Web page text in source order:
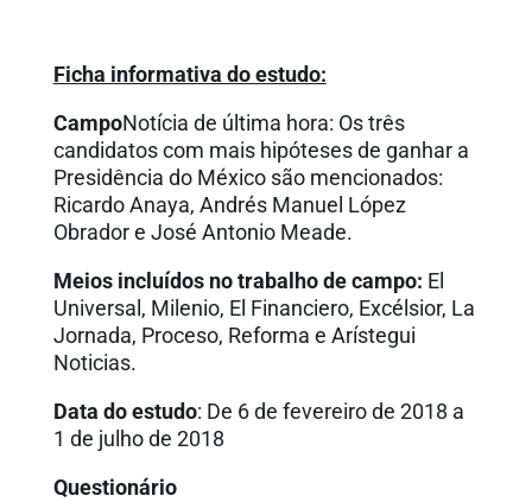
Ficha informativa do estudo:
CampoNotícia de última hora: Os três
candidatos com mais hipóteses de ganhar a
Presidência do México são mencionados:
Ricardo Anaya, Andrés Manuel López
Obrador e José Antonio Meade.
Meios incluídos no trabalho de campo: El
Universal, Milenio, El Financiero, Excélsior, La
Jornada, Proceso, Reforma e Arístegui
Noticias.
Data do estudo: De 6 de fevereiro de 2018 a
1 de julho de 2018
Questionário